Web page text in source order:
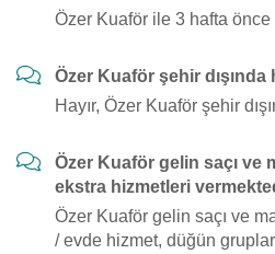
Özer Kuaför ile 3 hafta
Özer Kuaför şehir
Hayır, Özer Kuaför şehir
Özer Kuaför gelin saçı ve
ekstra hizmetleri
Özer Kuaför gelin saçı ve
/ evde hizmet, düğün